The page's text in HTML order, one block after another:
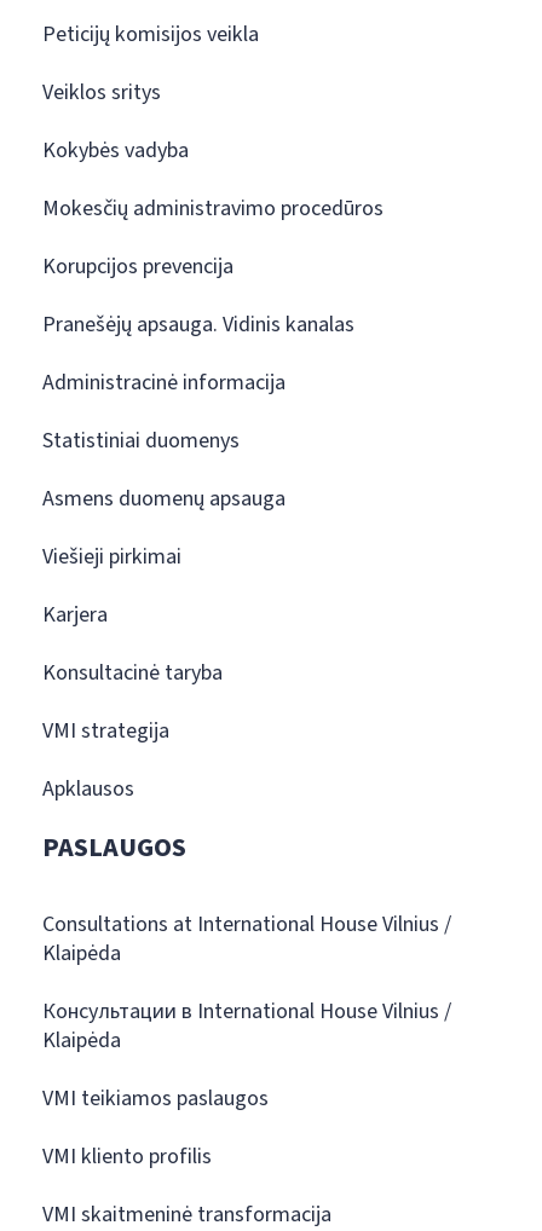
Peticijų komisijos veikla
Veiklos sritys
Kokybės vadyba
Mokesčių administravimo procedūros
Korupcijos prevencija
Pranešėjų apsauga. Vidinis kanalas
Administracinė informacija
Statistiniai duomenys
Asmens duomenų apsauga
Viešieji pirkimai
Karjera
Konsultacinė taryba
VMI strategija
Apklausos
PASLAUGOS
Consultations at International House Vilnius /
Klaipėda
Консультации в International House Vilnius /
Klaipėda
VMI teikiamos paslaugos
VMI kliento profilis
VMI skaitmeninė transformacija